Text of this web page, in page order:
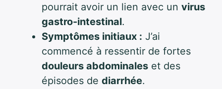
pourrait avoir un lien avec un virus
gastro-intestinal.
Symptômes initiaux : J’ai
commencé à ressentir de fortes
douleurs abdominales et des
épisodes de diarrhée.